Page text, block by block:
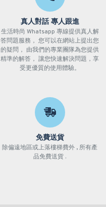
真人對話 專人跟進
生活時尚 Whatsapp 專線提供真人解
答問題服務， 您可以在網站上提出您
的疑問， 由我們的專業團隊為您提供
精準的解答， 讓您快速解決問題，享
受更優質的使用體驗。
免費送貨
除偏遠地區或上落樓梯費外 , 所有產
品免費送貨 .